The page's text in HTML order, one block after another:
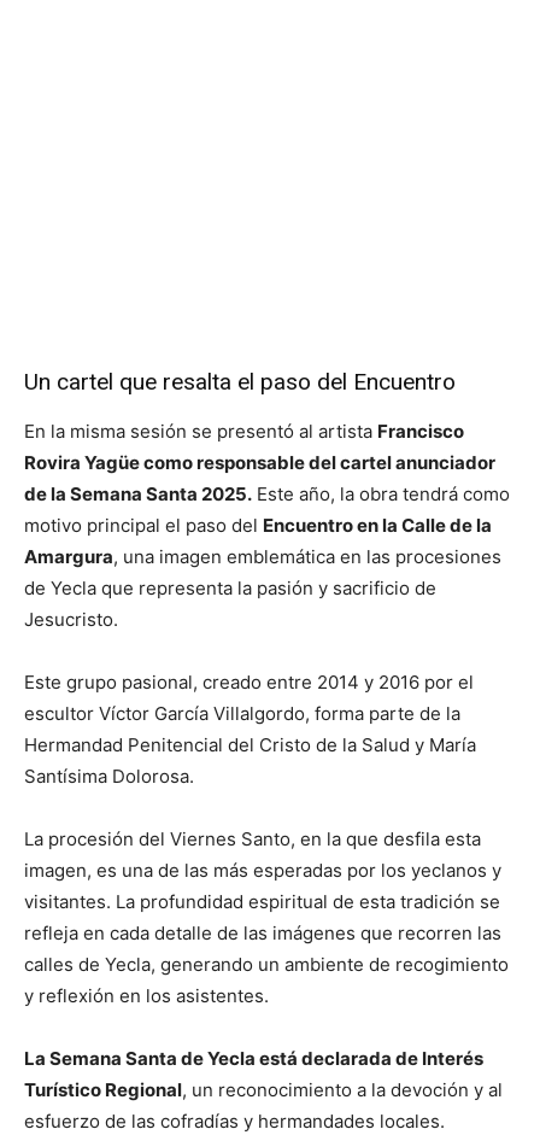
Un cartel que resalta el paso del Encuentro
En la misma sesión se presentó al artista Francisco
Rovira Yagüe como responsable del cartel anunciador
de la Semana Santa 2025. Este año, la obra tendrá como
motivo principal el paso del Encuentro en la Calle de la
Amargura, una imagen emblemática en las procesiones
de Yecla que representa la pasión y sacrificio de
Jesucristo.
Este grupo pasional, creado entre 2014 y 2016 por el
escultor Víctor García Villalgordo, forma parte de la
Hermandad Penitencial del Cristo de la Salud y María
Santísima Dolorosa.
La procesión del Viernes Santo, en la que desfila esta
imagen, es una de las más esperadas por los yeclanos y
visitantes. La profundidad espiritual de esta tradición se
refleja en cada detalle de las imágenes que recorren las
calles de Yecla, generando un ambiente de recogimiento
y reflexión en los asistentes.
La Semana Santa de Yecla está declarada de Interés
Turístico Regional, un reconocimiento a la devoción y al
esfuerzo de las cofradías y hermandades locales.